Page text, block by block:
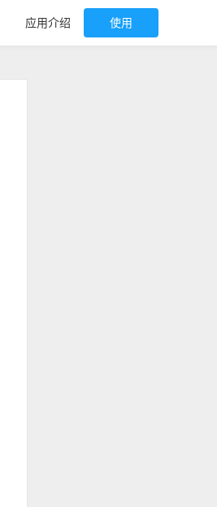
应用介绍 使用